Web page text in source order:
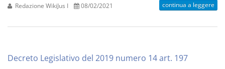
Redazione WikiJus I 08/02/2021 continua a leggere
Decreto Legislativo del 2019 numero 14 art. 197